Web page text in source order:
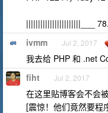
|||||||||||||||||||||||___
ivmm Jul 2, 2017
我去给 PHP 和 .net
fiht Jul 2, 2017
在这里贴博客会不会
[震惊！他们竟然要程